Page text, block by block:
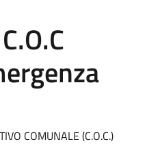
COMUNALE (C.O.C.)